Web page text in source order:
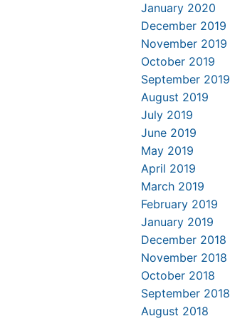
January 2020
December 2019
November 2019
October 2019
September 2019
August 2019
July 2019
June 2019
May 2019
April 2019
March 2019
February 2019
January 2019
December 2018
November 2018
October 2018
September 2018
August 2018